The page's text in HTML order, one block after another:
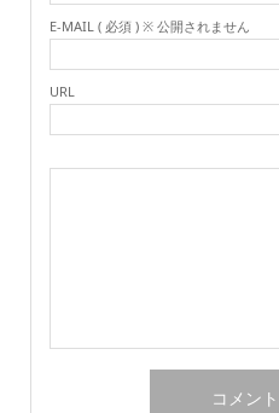
E-MAIL ( 必須 ) ※ 公開されません
URL